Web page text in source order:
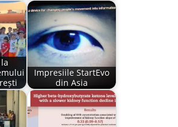
Impresiile StartEvo
din Asia